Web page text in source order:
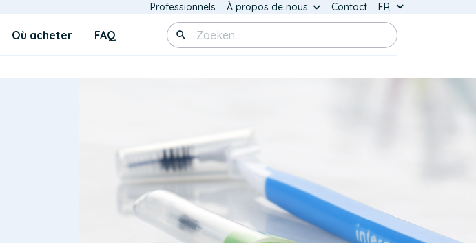
Où acheter FAQ Zoeken
Domain
Interprox
Professionnels À propos de nous Contact
Switch
Language
Lister les